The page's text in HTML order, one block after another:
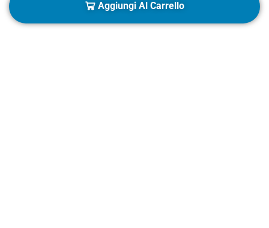
Aggiungi Al Carrello